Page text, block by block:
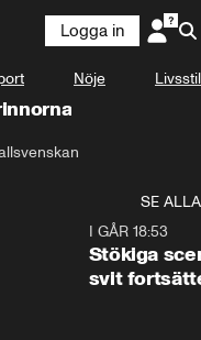
Logga in
Nöje Livsstil
SE ALLA
I GÅR 18:53
Stökiga
svit